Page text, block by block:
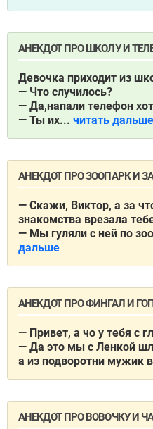
АНЕКДОТ ПРО ШКОЛУ И
Девочка приходит из
— Что случилось?
— Да,напали телефон
— Ты их... читать дальше
АНЕКДОТ ПРО ЗООПАРК И
— Скажи, Виктор, а за
знакомства врезала
— Мы гуляли с ней по
дальше
АНЕКДОТ ПРО ФИНГАЛ И
— Привет, а чо у тебя с
— Да это мы с Ленкой
а из подворотни мужик
АНЕКДОТ ПРО ВОВОЧКУ И